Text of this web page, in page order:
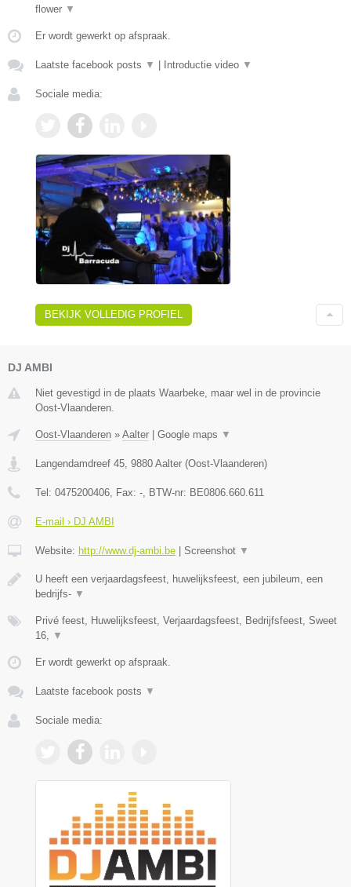
flower ▼
Er wordt gewerkt op afspraak.
Laatste facebook posts ▼ Introductie video ▼
Sociale media:
BEKIJK VOLLEDIG PROFIEL
DJ AMBI
Niet gevestigd in de plaats Waarbeke, maar wel in de provincie
Oost-Vlaanderen.
Oost-Vlaanderen » Aalter Google maps ▼
Langendamdreef 45 9880 Aalter (Oost-Vlaanderen)
Tel: 0475200406 , Fax: - , BTW-nr: BE0806.660.611
E-mail › DJ AMBI
Website: http://www.dj-ambi.be Screenshot ▼
U heeft een verjaardagsfeest, huwelijksfeest, een jubileum, een
bedrijfs- ▼
Privé feest, Huwelijksfeest, Verjaardagsfeest, Bedrijfsfeest, Sweet
16,
▼
Er wordt gewerkt op afspraak.
Laatste facebook posts ▼
Sociale media: